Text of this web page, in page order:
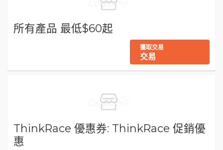
所有產品 最低$60起
獲取交易
交易
ThinkRace 優惠券: ThinkRace 促銷優
惠